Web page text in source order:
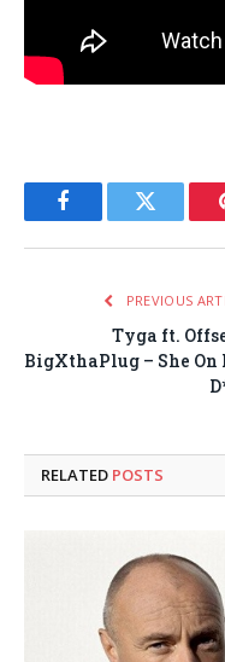
FacebookTwitter
PREVIOUS
Tyga ft.
BigXthaPlug – She On
RELATED POSTS